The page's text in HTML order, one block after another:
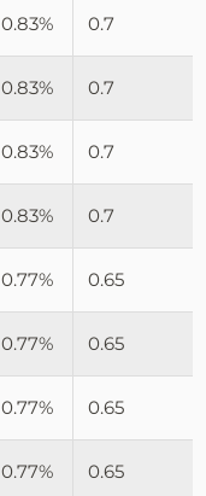
0.83% 0.7
0.83% 0.7
0.83% 0.7
0.83% 0.7
0.77% 0.65
0.77% 0.65
0.77% 0.65
0.77% 0.65